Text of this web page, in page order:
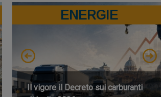
ENERGIE
Il vigore il Decreto sui carburanti